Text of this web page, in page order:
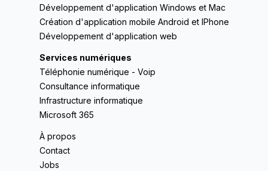
Développement d'application Windows et Mac
Création d'application mobile Android et IPhone
Développement d'application web
Services numériques
Téléphonie numérique - Voip
Consultance informatique
Infrastructure informatique
Microsoft 365
À propos
Contact
Jobs